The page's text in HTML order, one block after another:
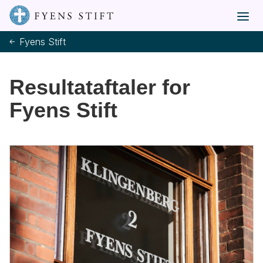
Fyens Stift
Resultataftaler for
Fyens Stift